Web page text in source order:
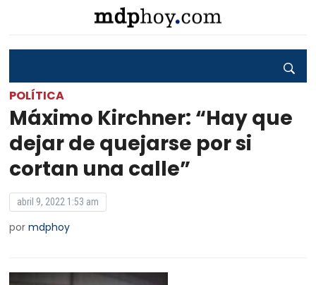
POLÍTICA
Máximo Kirchner: “Hay que
dejar de quejarse por si
cortan una calle”
abril 9, 2022 1:53 am
pormdphoy